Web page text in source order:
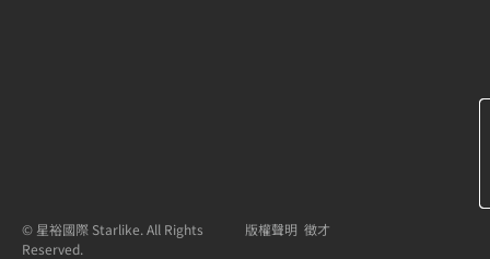
© 星裕國際 Starlike. All Rights
Reserved.
版權聲明 徵才